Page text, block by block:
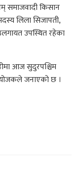
समाजवादी किसान
लिला सिजापती,
उपस्थित रहेका
आज सुदुरपश्चिम
जनाएको छ ।